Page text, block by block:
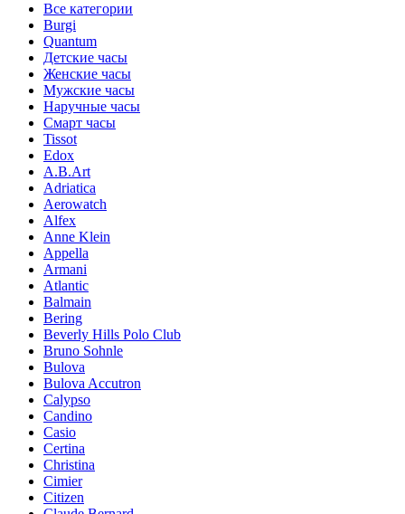
Все категории
Burgi
Quantum
Детские часы
Женские часы
Мужские часы
Наручные часы
Смарт часы
Tissot
Edox
A.B.Art
Adriatica
Aerowatch
Alfex
Anne Klein
Appella
Armani
Atlantic
Balmain
Bering
Beverly Hills Polo Club
Bruno Sohnle
Bulova
Bulova Accutron
Calypso
Candino
Casio
Certina
Christina
Cimier
Citizen